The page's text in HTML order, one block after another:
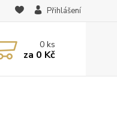
Přihlášení
0ks
za 0 Kč